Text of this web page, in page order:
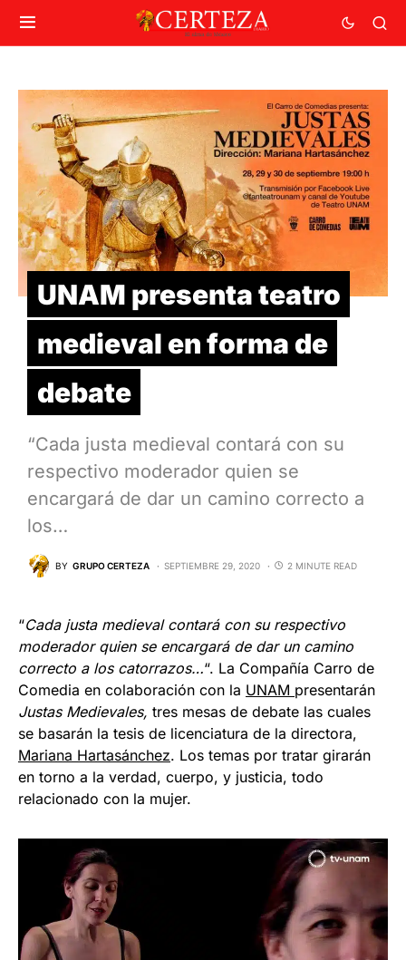
UNAM presenta teatro
medieval en forma de
debate
“Cada justa medieval contará con su
respectivo moderador quien se
encargará de dar un camino correcto a
los…
BY GRUPO CERTEZA SEPTIEMBRE 29, 2020 2 MINUTE READ
“Cada justa medieval contará con su respectivo
moderador quien se encargará de dar un camino
correcto a los catorrazos…“. La Compañía Carro de
Comedia en colaboración con la UNAM presentarán
Justas Medievales, tres mesas de debate las cuales
se basarán la tesis de licenciatura de la directora,
Mariana Hartasánchez. Los temas por tratar girarán
en torno a la verdad, cuerpo, y justicia, todo
relacionado con la mujer.